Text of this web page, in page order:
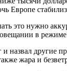
Европе
это нужно
в
назвал другие
жара и